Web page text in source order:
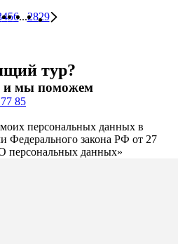
456...2829
тур?
и мы поможем
85
персональных данных в
Федерального закона РФ от 27
персональных данных»